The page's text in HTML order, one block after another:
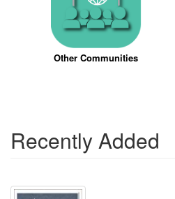
Other Communities
Recently Added